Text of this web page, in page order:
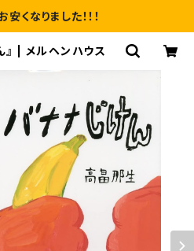
くなりました！！！
』 | メルヘンハウス